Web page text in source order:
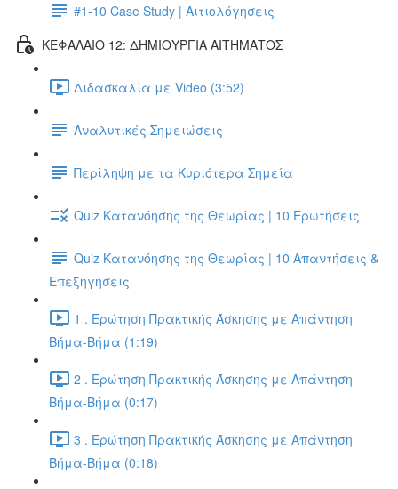
#1-10 Case Study | Αιτιολόγησεις
ΚΕΦΑΛΑΙΟ 12: ΔΗΜΙΟΥΡΓΙΑ ΑΙΤΗΜΑΤΟΣ
Διδασκαλία με Video (3:52)
Αναλυτικές Σημειώσεις
Περίληψη με τα Κυριότερα Σημεία
Quiz Κατανόησης της Θεωρίας | 10 Ερωτήσεις
Quiz Κατανόησης της Θεωρίας | 10 Απαντήσεις &
Επεξηγήσεις
1 . Ερώτηση Πρακτικής Άσκησης με Απάντηση
Βήμα-Βήμα (1:19)
2 . Ερώτηση Πρακτικής Άσκησης με Απάντηση
Βήμα-Βήμα (0:17)
3 . Ερώτηση Πρακτικής Άσκησης με Απάντηση
Βήμα-Βήμα (0:18)